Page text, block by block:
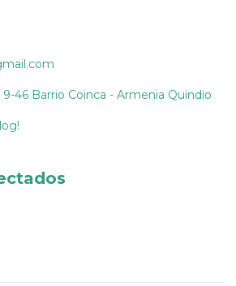
46 Barrio Coinca - Armenia Quindio